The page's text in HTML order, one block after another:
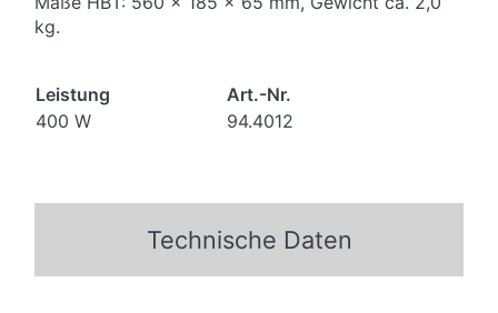
kg.
Leistung
Art.-Nr.
400 W
94.4012
Technische Daten